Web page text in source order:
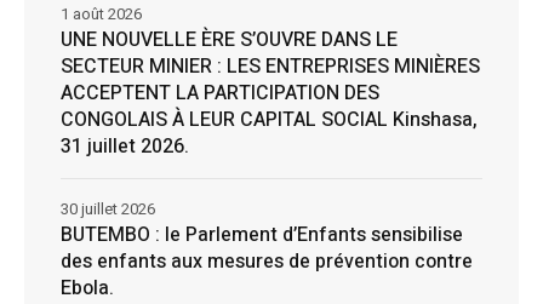
UNE NOUVELLE ÈRE S’OUVRE DANS LE
SECTEUR MINIER : LES ENTREPRISES MINIÈRES
ACCEPTENT LA PARTICIPATION DES
CONGOLAIS À LEUR CAPITAL SOCIAL Kinshasa,
31 juillet 2026.
1 août 2026
BUTEMBO : le Parlement d’Enfants sensibilise
des enfants aux mesures de prévention contre
Ebola.
30 juillet 2026